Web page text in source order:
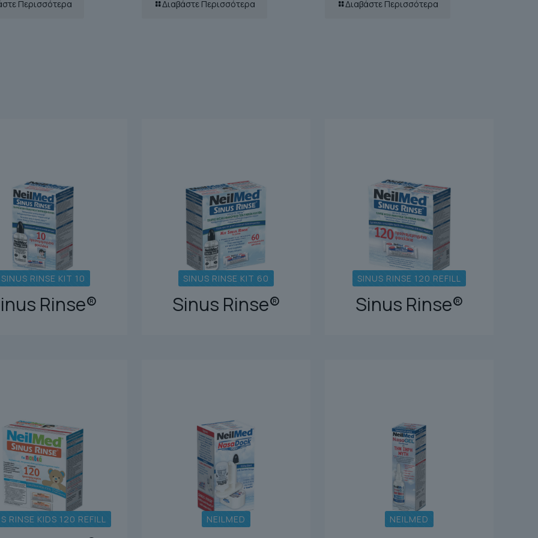
Περισσότερα Διαβάστε Περισσότερα Διαβάστε Περισσότερα
SINUS RINSE KIT 10
Rinse®
SINUS RINSE KIT 60
Sinus Rinse®
SINUS RINSE 120 REFILL
Sinus Rinse®
RINSE KIDS 120 REFILL NEILMED NEILMED